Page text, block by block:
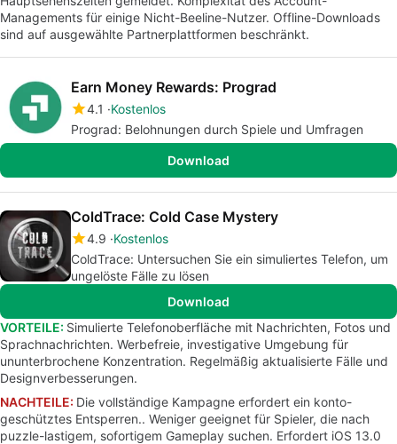
Managements für einige Nicht-Beeline-Nutzer. Offline-Downloads
sind auf ausgewählte Partnerplattformen beschränkt.
Earn Money Rewards: Prograd
4.1
Kostenlos
Prograd: Belohnungen durch Spiele und Umfragen
Download
ColdTrace: Cold Case Mystery
4.9 Kostenlos
ColdTrace: Untersuchen Sie ein simuliertes Telefon, um
ungelöste Fälle zu lösen
Download
VORTEILE: Simulierte Telefonoberfläche mit Nachrichten, Fotos und
Sprachnachrichten. Werbefreie, investigative Umgebung für
ununterbrochene Konzentration. Regelmäßig aktualisierte Fälle und
Designverbesserungen.
NACHTEILE: Die vollständige Kampagne erfordert ein konto-
geschütztes Entsperren.. Weniger geeignet für Spieler, die nach
puzzle-lastigem, sofortigem Gameplay suchen. Erfordert iOS 13.0